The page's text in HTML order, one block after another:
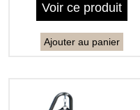
Voir ce produit
Ajouter au panier